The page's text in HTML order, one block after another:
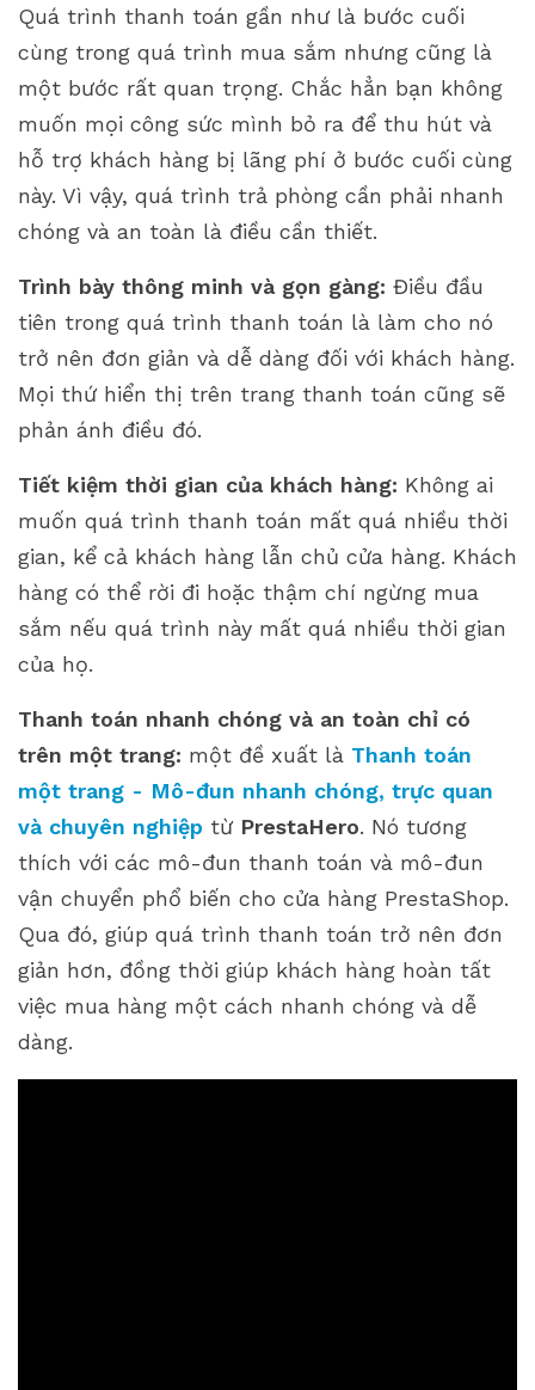
Quá trình thanh toán gần như là bước cuối
cùng trong quá trình mua sắm nhưng cũng là
một bước rất quan trọng. Chắc hẳn bạn không
muốn mọi công sức mình bỏ ra để thu hút và
hỗ trợ khách hàng bị lãng phí ở bước cuối cùng
này. Vì vậy, quá trình trả phòng cần phải nhanh
chóng và an toàn là điều cần thiết.
Trình bày thông minh và gọn gàng: Điều đầu
tiên trong quá trình thanh toán là làm cho nó
trở nên đơn giản và dễ dàng đối với khách hàng.
Mọi thứ hiển thị trên trang thanh toán cũng sẽ
phản ánh điều đó.
Tiết kiệm thời gian của khách hàng: Không ai
muốn quá trình thanh toán mất quá nhiều thời
gian, kể cả khách hàng lẫn chủ cửa hàng. Khách
hàng có thể rời đi hoặc thậm chí ngừng mua
sắm nếu quá trình này mất quá nhiều thời gian
của họ.
Thanh toán nhanh chóng và an toàn chỉ có
trên một trang: một đề xuất là Thanh toán
một trang - Mô-đun nhanh chóng, trực quan
và chuyên nghiệp từ PrestaHero. Nó tương
thích với các mô-đun thanh toán và mô-đun
vận chuyển phổ biến cho cửa hàng PrestaShop.
Qua đó, giúp quá trình thanh toán trở nên đơn
giản hơn, đồng thời giúp khách hàng hoàn tất
việc mua hàng một cách nhanh chóng và dễ
dàng.